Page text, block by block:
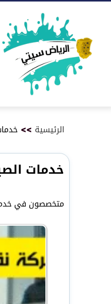
المحتوى
الرئيسية >>
خدمات
متخصصون في